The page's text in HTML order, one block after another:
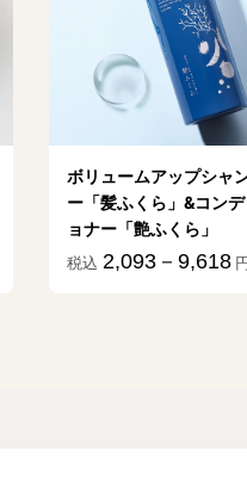
ボリュームアップシャンプ
ー「髪ふくら」&コンディシ
ョナー「艶ふくら」
2,093－9,618 円